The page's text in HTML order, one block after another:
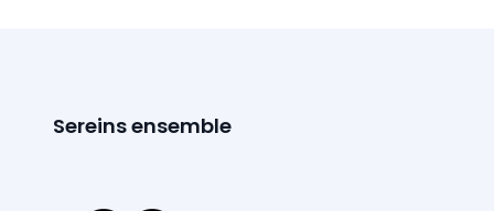
Sereins ensemble